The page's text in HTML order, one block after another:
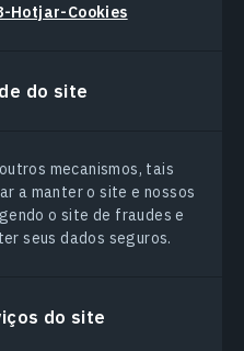
Hotjar-Cookies
do site
mecanismos, tais
a manter o site e nossos
o site de fraudes e
seus dados seguros.
do site